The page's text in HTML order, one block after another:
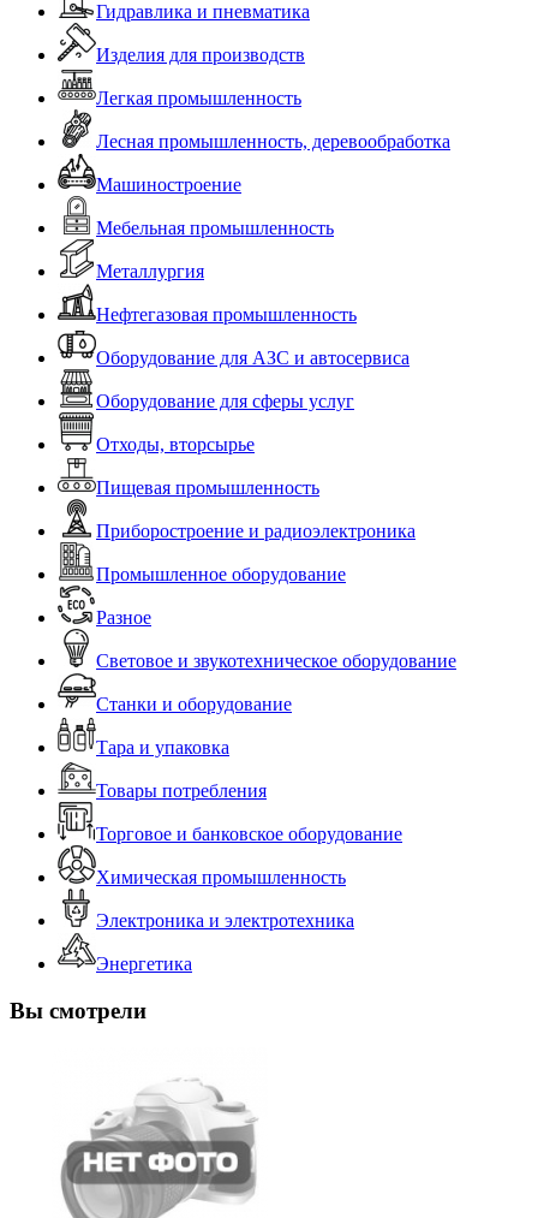
Гидравлика и пневматика
Изделия для производств
Легкая промышленность
Лесная промышленность, деревообработка
Машиностроение
Мебельная промышленность
Металлургия
Нефтегазовая промышленность
Оборудование для АЗС и автосервиса
Оборудование для сферы услуг
Отходы, вторсырье
Пищевая промышленность
Приборостроение и радиоэлектроника
Промышленное оборудование
Разное
Световое и звукотехническое оборудование
Станки и оборудование
Тара и упаковка
Товары потребления
Торговое и банковское оборудование
Химическая промышленность
Электроника и электротехника
Энергетика
Вы смотрели